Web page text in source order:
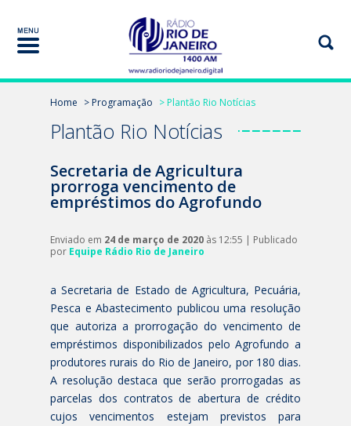
Home > Programação > Plantão Rio Notícias
Plantão Rio Notícias
Secretaria de Agricultura
prorroga vencimento de
empréstimos do Agrofundo
Enviado em 24 de março de 2020 às 12:55 | Publicado
por Equipe Rádio Rio de Janeiro
a Secretaria de Estado de Agricultura, Pecuária,
Pesca e Abastecimento publicou uma resolução
que autoriza a prorrogação do vencimento de
empréstimos disponibilizados pelo Agrofundo a
produtores rurais do Rio de Janeiro, por 180 dias.
A resolução destaca que serão prorrogadas as
parcelas dos contratos de abertura de crédito
cujos vencimentos estejam previstos para